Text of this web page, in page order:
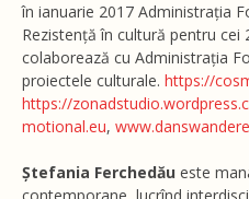
în ianuarie 2017 Administrația
Rezistență în cultură pentru cei
colaborează cu Administrația
proiectele culturale. https://
https://
motional.eu,
Ștefania Ferchedău este